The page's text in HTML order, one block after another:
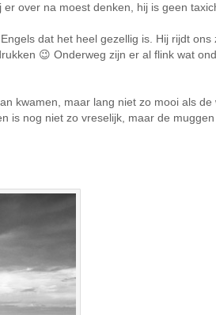
over na moest denken, hij is geen
dat het heel gezellig is. Hij rijdt
😉 Onderweg zijn er al flink wat
kwamen, maar lang niet zo mooi als
nog niet zo vreselijk, maar de